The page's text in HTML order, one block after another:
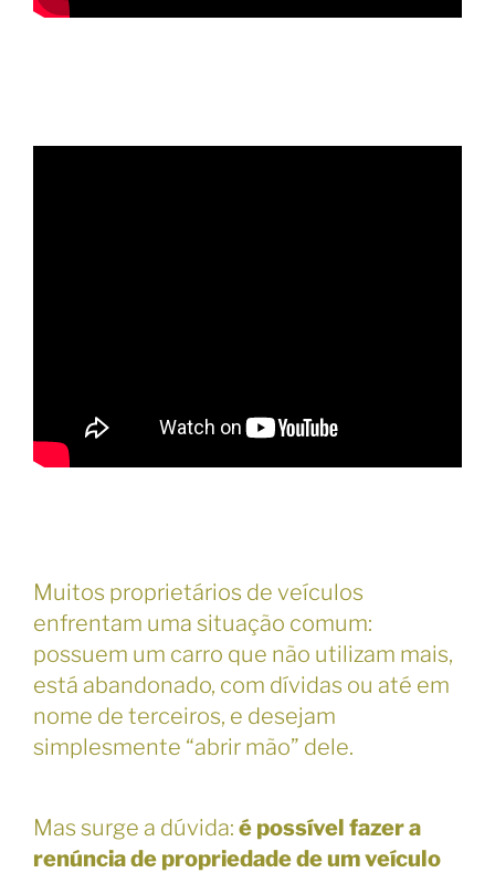
Muitos proprietários de veículos
enfrentam uma situação comum:
possuem um carro que não utilizam mais,
está abandonado, com dívidas ou até em
nome de terceiros, e desejam
simplesmente “abrir mão” dele.
Mas surge a dúvida: é possível fazer a
renúncia de propriedade de um veículo